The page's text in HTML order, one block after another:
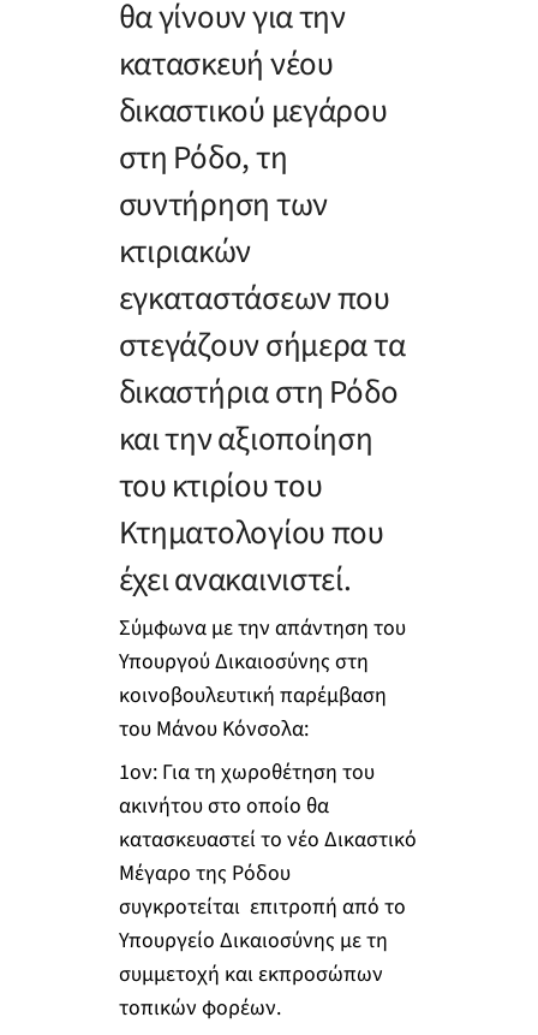
θα γίνουν για την
κατασκευή νέου
δικαστικού μεγάρου
στη Ρόδο, τη
συντήρηση των
κτιριακών
εγκαταστάσεων που
στεγάζουν σήμερα τα
δικαστήρια στη Ρόδο
και την αξιοποίηση
του κτιρίου του
Κτηματολογίου που
έχει ανακαινιστεί.
Σύμφωνα με την απάντηση του
Υπουργού Δικαιοσύνης στη
κοινοβουλευτική παρέμβαση
του Μάνου Κόνσολα:
1ον: Για τη χωροθέτηση του
ακινήτου στο οποίο θα
κατασκευαστεί το νέο Δικαστικό
Μέγαρο της Ρόδου
συγκροτείται επιτροπή από το
Υπουργείο Δικαιοσύνης με τη
συμμετοχή και εκπροσώπων
τοπικών φορέων.